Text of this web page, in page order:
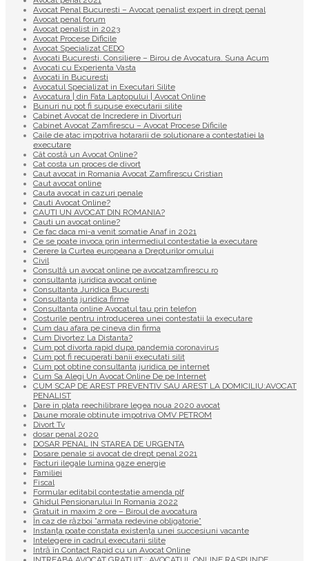
Avocat Penal Bucuresti – Avocat penalist expert in drept penal
Avocat penal forum
Avocat penalist in 2023
Avocat Procese Dificile
Avocat Specializat CEDO
Avocati Bucuresti. Consiliere – Birou de Avocatura. Suna Acum
Avocati cu Experienta Vasta
Avocati în Bucuresti
Avocatul Specializat in Executari Silite
Avocatura | din Fata Laptopului | Avocat Online
Bunuri nu pot fi supuse executarii silite
Cabinet Avocat de Incredere in Divorturi
Cabinet Avocat Zamfirescu – Avocat Procese Dificile
Caile de atac impotriva hotararii de solutionare a contestatiei la
executare
Cât costă un Avocat Online?
Cat costa un proces de divort
Caut avocat in Romania Avocat Zamfirescu Cristian
Caut avocat online
Cauta avocat in cazuri penale
Cauti Avocat Online?
CAUTI UN AVOCAT DIN ROMANIA?
Cauti un avocat online?
Ce fac daca mi-a venit somatie Anaf in 2021
Ce se poate invoca prin intermediul contestatie la executare
Cerere la Curtea europeana a Drepturilor omului
Civil
Consultă un avocat online pe avocatzamfirescu.ro
consultanta juridica avocat online
Consultanta Juridica Bucuresti
Consultanta juridica firme
Consultanta online Avocatul tau prin telefon
Costurile pentru introducerea unei contestatii la executare
Cum dau afara pe cineva din firma
Cum Divortez La Distanta?
Cum pot divorta rapid dupa pandemia coronavirus
Cum pot fi recuperati banii executati silit
Cum pot obtine consultanta juridica pe internet
Cum Sa Alegi Un Avocat Online De pe Internet
CUM SCAP DE AREST PREVENTIV SAU AREST LA DOMICILIU:AVOCAT
PENALIST
Dare in plata reechilibrare legea noua 2020 avocat
Daune morale obtinute impotriva OMV PETROM
Divort Tv
dosar penal 2020
DOSAR PENAL IN STAREA DE URGENTA
Dosare penale si avocat de drept penal 2021
Facturi ilegale lumina gaze energie
Familiei
Fiscal
Formular editabil contestatie amenda plf
Ghidul Pensionarului In Romania 2022
Gratuit in maxim 2 ore – Biroul de avocatura
În caz de război ”armata redevine obligatorie”
Instanța poate constata existenţa unei succesiuni vacante
Intelegere in cadrul executarii silite
Intră în Contact Rapid cu un Avocat Online